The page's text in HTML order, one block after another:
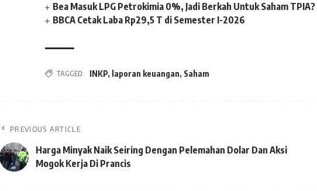
Bea Masuk LPG Petrokimia 0%, Jadi Berkah Untuk Saham TPIA?
BBCA Cetak Laba Rp29,5 T di Semester I-2026
TAGGED: INKP, laporan keuangan, Saham
PREVIOUS ARTICLE
Harga Minyak Naik Seiring Dengan Pelemahan Dolar Dan Aksi
Mogok Kerja Di Prancis